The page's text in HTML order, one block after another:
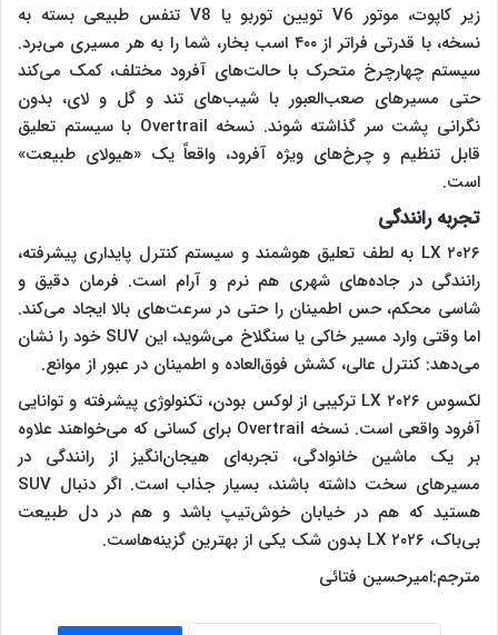
زیر کاپوت، موتور V6 تویین توربو یا V8 تنفس طبیعی بسته به
نسخه، با قدرتی فراتر از ۴۰۰ اسب بخار، شما را به هر مسیری می‌برد.
سیستم چهارچرخ متحرک با حالت‌های آفرود مختلف، کمک می‌کند
حتی مسیرهای صعب‌العبور با شیب‌های تند و گل و لای، بدون
نگرانی پشت سر گذاشته شوند. نسخه Overtrail با سیستم تعلیق
قابل تنظیم و چرخ‌های ویژه آفرود، واقعاً یک «هیولای طبیعت»
است.
تجربه رانندگی
LX ۲۰۲۶ به لطف تعلیق هوشمند و سیستم کنترل پایداری پیشرفته،
رانندگی در جاده‌های شهری هم نرم و آرام است. فرمان دقیق و
شاسی محکم، حس اطمینان را حتی در سرعت‌های بالا ایجاد می‌کند.
اما وقتی وارد مسیر خاکی یا سنگلاخ می‌شوید، این SUV خود را نشان
می‌دهد: کنترل عالی، کشش فوق‌العاده و اطمینان در عبور از موانع.
لکسوس LX ۲۰۲۶ ترکیبی از لوکس بودن، تکنولوژی پیشرفته و توانایی
آفرود واقعی است. نسخه Overtrail برای کسانی که می‌خواهند علاوه
بر یک ماشین خانوادگی، تجربه‌ای هیجان‌انگیز از رانندگی در
مسیرهای سخت داشته باشند، بسیار جذاب است. اگر دنبال SUV
هستید که هم در خیابان خوش‌تیپ باشد و هم در دل طبیعت
بی‌باک، LX ۲۰۲۶ بدون شک یکی از بهترین گزینه‌هاست.
مترجم:امیرحسین فتائی